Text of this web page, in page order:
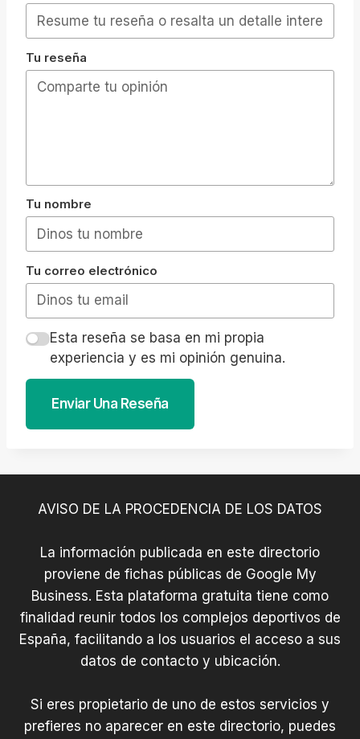
Tu reseña
Tu nombre
Tu correo electrónico
Esta reseña se basa en mi propia
experiencia y es mi opinión genuina.
Enviar Una Reseña
AVISO DE LA PROCEDENCIA DE LOS DATOS
La información publicada en este directorio
proviene de fichas públicas de Google My
Business. Esta plataforma gratuita tiene como
finalidad reunir todos los complejos deportivos de
España, facilitando a los usuarios el acceso a sus
datos de contacto y ubicación.
Si eres propietario de uno de estos servicios y
prefieres no aparecer en este directorio, puedes